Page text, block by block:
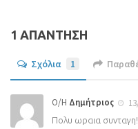
1 ΑΠΑΝΤΗΣΗ
Σχόλια 1
Ο/Η Δημήτριος
Πολυ ωραια